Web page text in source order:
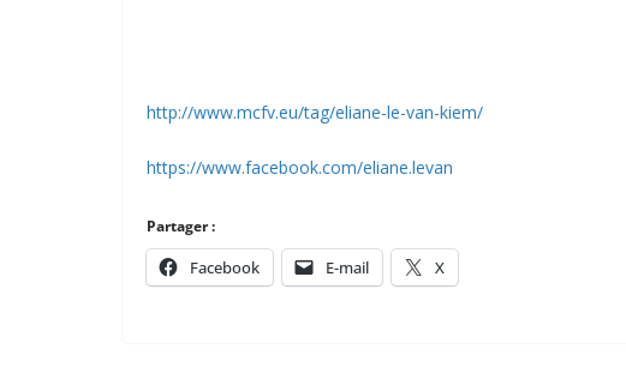
http://www.mcfv.eu/tag/eliane-le-van-kiem/
https://www.facebook.com/eliane.levan
Partager :
Facebook E-mail X